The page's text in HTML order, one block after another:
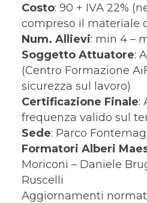
Costo: 90 + IVA 22%
compreso il materiale
Num. Allievi: min 4 –
Soggetto Attuatore:
(Centro Formazione
sicurezza sul lavoro)
Certificazione Finale:
frequenza valido sul
Sede: Parco
Formatori Alberi
Moriconi – Daniele
Ruscelli
Aggiornamenti